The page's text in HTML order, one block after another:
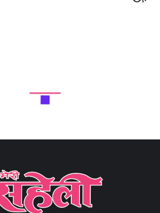
Next Article
(Short Story- Kirkiri)
5 min read 0 Claps